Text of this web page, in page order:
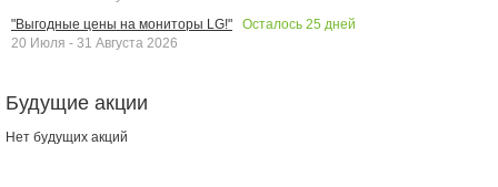
"Выгодные цены на мониторы LG!"
Осталось 25 дней
20 Июля - 31 Августа 2026
Будущие акции
Нет будущих акций